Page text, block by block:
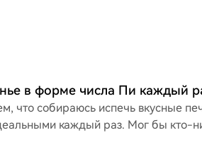
в форме числа Пи каждый
что собираюсь испечь вкусные
каждый раз. Мог бы кто-